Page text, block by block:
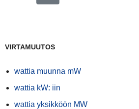
VIRTAMUUTOS
wattia muunna mW
wattia kW: iin
wattia yksikköön MW